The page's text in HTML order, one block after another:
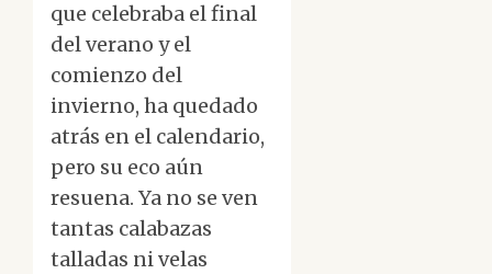
que celebraba el final
del verano y el
comienzo del
invierno, ha quedado
atrás en el calendario,
pero su eco aún
resuena. Ya no se ven
tantas calabazas
talladas ni velas